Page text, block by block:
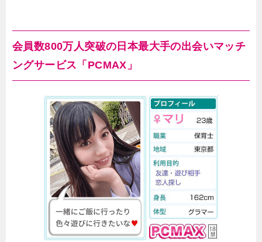
会員数800万人突破の日本最大手の出会いマッチ
ングサービス「PCMAX」